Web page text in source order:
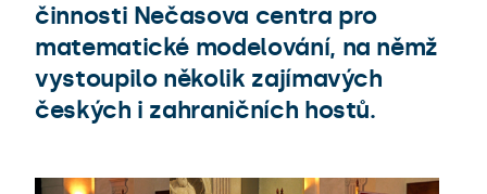
činnosti Nečasova centra pro
matematické modelování, na němž
vystoupilo několik zajímavých
českých i zahraničních hostů.